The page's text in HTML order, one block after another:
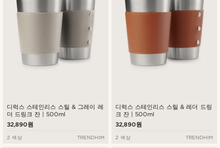
디럭스 스테인리스 스틸 & 그레이 레
더 드링크 잔 | 500ml
32,890원
2 색상 TRENDHIM
디럭스 스테인리스 스틸 & 레더 드링
크 잔 | 500ml
32,890원
2 색상 TRENDHIM